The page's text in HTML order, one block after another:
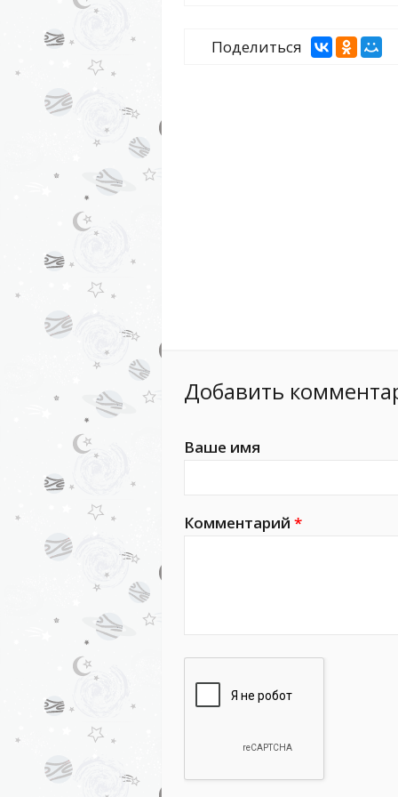
Поделиться
Добавить
Ваше имя
Комментарий *